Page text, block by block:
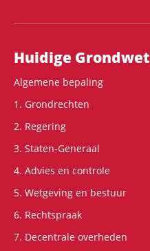
Hoofdnavigatie
Huidige Grondwet
Algemene bepaling
1. Grondrechten
2. Regering
3. Staten-Generaal
4. Advies en controle
5. Wetgeving en bestuur
6. Rechtspraak
7. Decentrale overheden